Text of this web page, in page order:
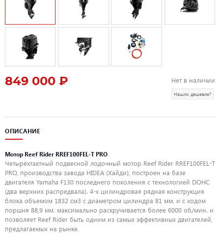
849 000 ₽ Нет в наличии
Нашли дешевле?
ОПИСАНИЕ
Мотор Reef Rider RREF100FEL-T PRO
Четырёхтактный подвесной лодочный мотор Reef Rider RREF100FEL-T
PRO, производства завода HIDEA (Хайди), построен на базе
двигателя Yamaha F130 последнего поколения с технологией DOHC
(два верхних распредвала). 4-х цилиндровая рядная конструкция
блока объемом 1832 см3 с диаметром цилиндра 81 мм. и с ходом
поршня 88,9 мм. максимально раскручивается более 6000 об/мин. и
позволяет Reef Rider быть одним из самых эффективных двигателей,
предлагаемых на рынке.